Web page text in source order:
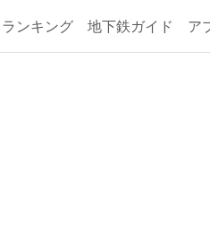
ランキング 地下鉄ガイド ア